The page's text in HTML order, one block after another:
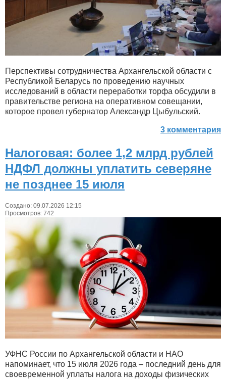
Перспективы сотрудничества Архангельской области с
Республикой Беларусь по проведению научных
исследований в области переработки торфа обсудили в
правительстве региона на оперативном совещании,
которое провел губернатор Александр Цыбульский.
3 комментария
Налоговая: более 1,2 млрд рублей
НДФЛ должны уплатить северяне
не позднее 15 июля
Создано: 09.07.2026 12:15
Просмотров: 742
УФНС России по Архангельской области и НАО
напоминает, что 15 июля 2026 года – последний день для
своевременной уплаты налога на доходы физических